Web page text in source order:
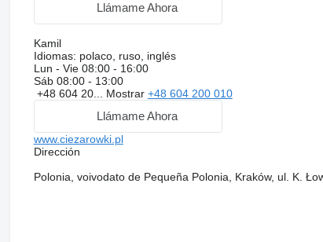
Llámame Ahora
Kamil
Idiomas: polaco, ruso, inglés
Lun - Vie 08:00 - 16:00
Sáb 08:00 - 13:00
+48 604 20... Mostrar +48 604 200 010
Llámame Ahora
www.ciezarowki.pl
Dirección
Polonia, voivodato de Pequeña Polonia, Kraków, ul. K.